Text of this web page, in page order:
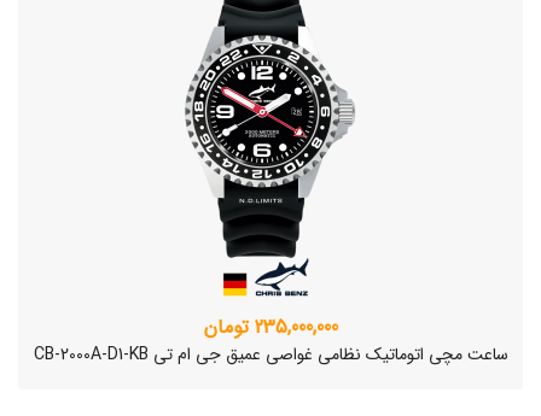
235,000,000 تومان
ساعت مچی اتوماتیک نظامی غواصی عمیق جی ام تی CB-2000A-D1-KB